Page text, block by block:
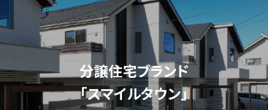
分譲住宅ブランド
「スマイルタウン」